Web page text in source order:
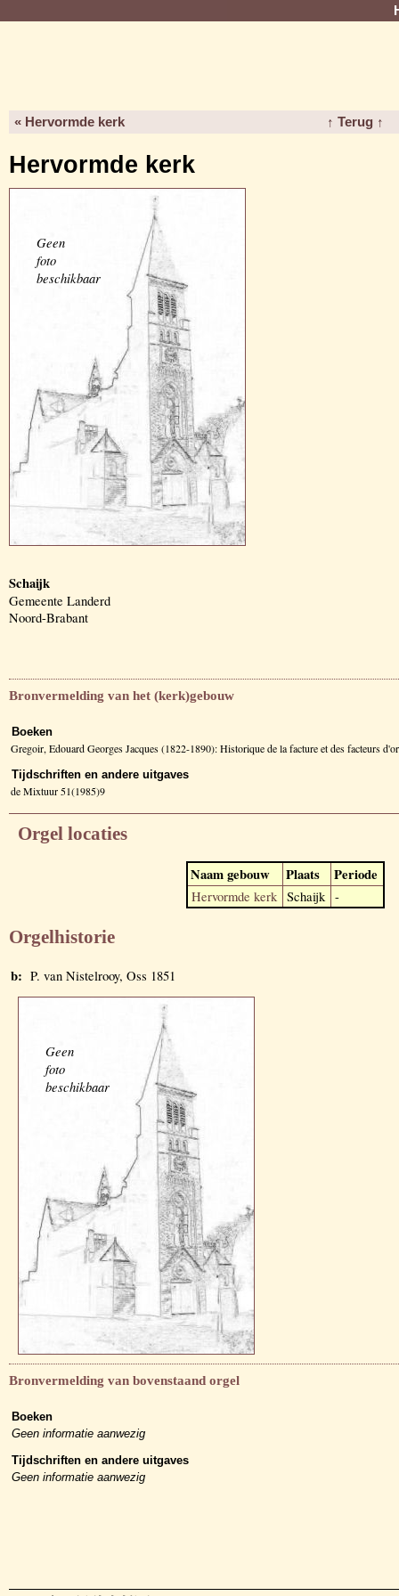
« Hervormde kerk ↑ Terug ↑
Hervormde kerk
Geen
foto
beschikbaar
Schaijk
Gemeente Landerd
Noord-Brabant
Bronvermelding van het (kerk)gebouw
Boeken
Gregoir, Edouard Georges Jacques (1822-1890): Historique de la facture et des facteurs
Tijdschriften en andere uitgaves
de Mixtuur 51(1985)9
Orgel locaties
Naam gebouw Plaats Periode
Hervormde kerk Schaijk -
Orgelhistorie
b: P. van Nistelrooy, Oss 1851
Geen
foto
beschikbaar
Bronvermelding van bovenstaand orgel
Boeken
Geen informatie aanwezig
Tijdschriften en andere uitgaves
Geen informatie aanwezig